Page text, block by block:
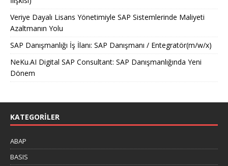
Veriye Dayalı Lisans Yönetimiyle SAP Sistemlerinde Maliyeti
Azaltmanın Yolu
SAP Danışmanlığı İş İlanı: SAP Danışmanı / Entegratör(m/w/x)
NeKu.AI Digital SAP Consultant: SAP Danışmanlığında Yeni
Dönem
KATEGORILER
ABAP
BASIS